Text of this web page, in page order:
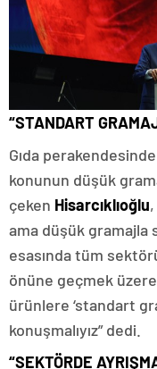
“STANDART
Gıda
konunun düşük
çeken Hisarcıklıoğlu
ama düşük gramajla
esasında tüm
önüne geçmek
ürünlere ‘standart
konuşmalıyız” dedi.
“SEKTÖRDE